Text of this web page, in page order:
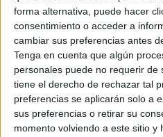
forma alternativa, puede hacer
consentimiento o acceder a
cambiar sus preferencias antes
Tenga en cuenta que algún
personales puede no requerir de
tiene el derecho de rechazar tal
preferencias se aplicarán solo a
sus preferencias o retirar su
momento volviendo a este sitio y
privacidad :*
Información básica sobre